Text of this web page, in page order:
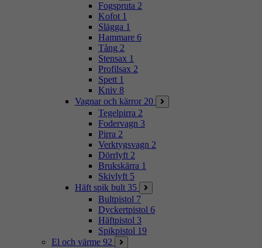
Fogspruta 2
Kofot 1
Slägga 1
Hammare 6
Tång 2
Stensax 1
Profilsax 2
Spett 1
Kniv 8
Vagnar och kärror 20
Tegelpirra 2
Fodervagn 3
Pirra 2
Verktygsvagn 2
Dörrlyft 2
Brukskärra 1
Skivlyft 5
Häft spik bult 35
Bultpistol 7
Dyckertpistol 6
Häftpistol 3
Spikpistol 19
El och värme 92